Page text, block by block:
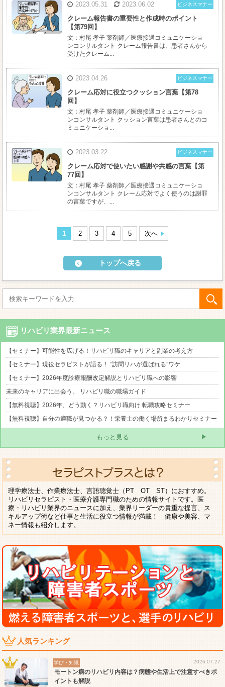
2023.05.31 2023.06.02 ビジネスマナー
クレーム報告書の重要性と作成時のポイント
【第79回】
文：村尾 孝子 薬剤師／医療接遇コミュニケーショ
ンコンサルタント クレーム報告書は、患者さんから
受けたクレーム...
2023.04.26 ビジネスマナー
クレーム応対に役立つクッション言葉【第78
回】
文：村尾 孝子 薬剤師／医療接遇コミュニケーショ
ンコンサルタント クッション言葉は患者さんとのコ
ミュニケーショ...
2023.03.22 ビジネスマナー
クレーム応対で使いたい感謝や共感の言葉【第
77回】
文：村尾 孝子 薬剤師／医療接遇コミュニケーショ
ンコンサルタント クレーム応対でよく使うのは謝罪
の言葉ですが、...
1 2 3 4 5 次へ
トップへ戻る
リハビリ業界最新ニュース
【セミナー】可能性を広げる！リハビリ職のキャリアと副業の考え方
【セミナー】現役セラピストが語る！ “訪問リハが選ばれる”ワケ
【セミナー】2026年度診療報酬改定解説とリハビリ職への影響
未来のキャリアに出会う。 リハビリ職の職場ガイド
【無料視聴】2026年、どう動く？リハビリ職向け 転職攻略セミナー
【無料視聴】自分の適職が見つかる？！栄養士の働く場所まるわかりセミナー
もっと見る
理学療法士、作業療法士、言語聴覚士（PT OT ST）におすすめ。
リハビリセラピスト・医療介護専門職のための情報サイトです。医
療・リハビリ業界のニュースに加え、業界リーダーの貴重な提言、ス
キルアップ術など仕事と生活に役立つ情報が満載！ 健康や美容、マ
ネー情報も紹介します。
人気ランキング
学び・知識 2026.07.27
モートン病のリハビリ内容は？病態や生活上で注意すべきポ
イントも解説